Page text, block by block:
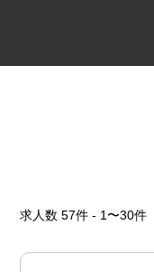
求人数 57件 - 1〜30件